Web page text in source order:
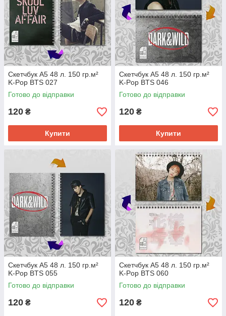
Скетчбук А5 48 л. 150 гр.м²
K-Pop BTS 027
Готово до відправки
120 ₴
Купити
Скетчбук А5 48 л. 150 гр.м²
K-Pop BTS 046
Готово до відправки
120 ₴
Купити
Скетчбук А5 48 л. 150 гр.м²
K-Pop BTS 055
Готово до відправки
120 ₴
Скетчбук А5 48 л. 150 гр.м²
K-Pop BTS 060
Готово до відправки
120 ₴